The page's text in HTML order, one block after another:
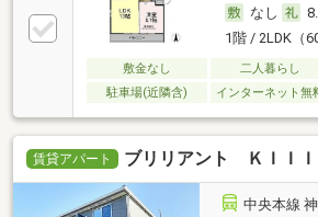
なし
1階 / 2LDK（
敷金なし 二人暮らし
駐車場(近隣含)
インターネット無
賃貸アパート ブリリアント ＫＩＩＩ
中央本線